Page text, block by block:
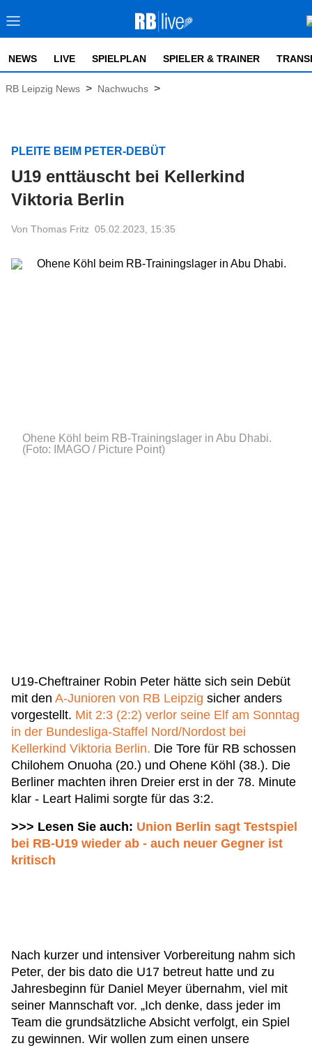
NEWS LIVE SPIELPLAN SPIELER & TRAINER
RB Leipzig News > Nachwuchs >
PLEITE BEIM PETER-DEBÜT
U19 enttäuscht bei Kellerkind
Viktoria Berlin
Von Thomas Fritz 05.02.2023, 15:35
Ohene Köhl beim RB-Trainingslager in Abu Dhabi.
(Foto: IMAGO / Picture Point)
U19-Cheftrainer Robin Peter hätte sich sein Debüt
mit den A-Junioren von RB Leipzig sicher anders
vorgestellt. Mit 2:3 (2:2) verlor seine Elf am Sonntag
in der Bundesliga-Staffel Nord/Nordost bei
Kellerkind Viktoria Berlin. Die Tore für RB schossen
Chilohem Onuoha (20.) und Ohene Köhl (38.). Die
Berliner machten ihren Dreier erst in der 78. Minute
klar - Leart Halimi sorgte für das 3:2.
>>> Lesen Sie auch: Union Berlin sagt Testspiel
bei RB-U19 wieder ab - auch neuer Gegner ist
kritisch
Nach kurzer und intensiver Vorbereitung nahm sich
Peter, der bis dato die U17 betreut hatte und zu
Jahresbeginn für Daniel Meyer übernahm, viel mit
seiner Mannschaft vor. „Ich denke, dass jeder im
Team die grundsätzliche Absicht verfolgt, ein Spiel
zu gewinnen. Wir wollen zum einen unsere